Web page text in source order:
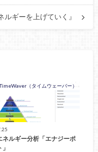
ルギーを上げていく』
（タイムウェーバー）
ネルギー分析「エナジーポ